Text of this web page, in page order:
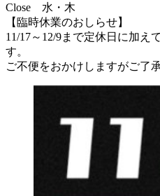
Close 水・木
【臨時休業のおしらせ】
11/17～12/9まで定休日に加え
す。
ご不便をおかけしますがご了